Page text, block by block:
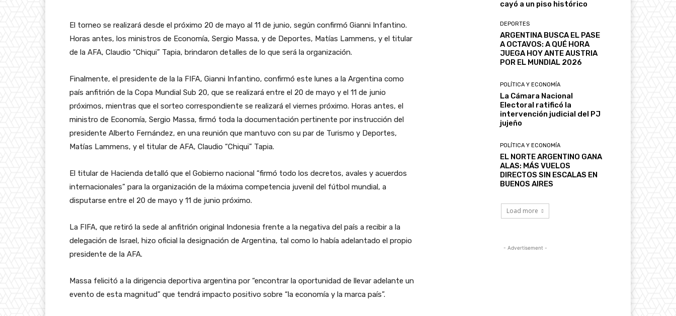
El torneo se realizará desde el próximo 20 de mayo al 11 de junio, según confirmó Gianni Infantino.
Horas antes, los ministros de Economía, Sergio Massa, y de Deportes, Matías Lammens, y el titular
de la AFA, Claudio “Chiqui” Tapia, brindaron detalles de lo que será la organización.
Finalmente, el presidente de la la FIFA, Gianni Infantino, confirmó este lunes a la Argentina como
país anfitrión de la Copa Mundial Sub 20, que se realizará entre el 20 de mayo y el 11 de junio
próximos, mientras que el sorteo correspondiente se realizará el viernes próximo. Horas antes, el
ministro de Economía, Sergio Massa, firmó toda la documentación pertinente por instrucción del
presidente Alberto Fernández, en una reunión que mantuvo con su par de Turismo y Deportes,
Matías Lammens, y el titular de AFA, Claudio “Chiqui” Tapia.
El titular de Hacienda detalló que el Gobierno nacional “firmó todo los decretos, avales y acuerdos
internacionales” para la organización de la máxima competencia juvenil del fútbol mundial, a
disputarse entre el 20 de mayo y 11 de junio próximo.
La FIFA, que retiró la sede al anfitrión original Indonesia frente a la negativa del país a recibir a la
delegación de Israel, hizo oficial la designación de Argentina, tal como lo había adelantado el propio
presidente de la AFA.
Massa felicitó a la dirigencia deportiva argentina por “encontrar la oportunidad de llevar adelante un
evento de esta magnitud” que tendrá impacto positivo sobre “la economía y la marca país”.
cayó a un piso histórico
DEPORTES
ARGENTINA BUSCA EL PASE
A OCTAVOS: A QUÉ HORA
JUEGA HOY ANTE AUSTRIA
POR EL MUNDIAL 2026
POLÍTICA Y ECONOMÍA
La Cámara Nacional
Electoral ratificó la
intervención judicial del PJ
jujeño
POLÍTICA Y ECONOMÍA
EL NORTE ARGENTINO GANA
ALAS: MÁS VUELOS
DIRECTOS SIN ESCALAS EN
BUENOS AIRES
Load more
- Advertisement -